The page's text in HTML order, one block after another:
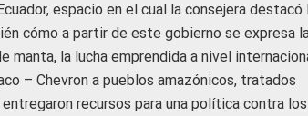
espacio en el cual la consejera destacó
cómo a partir de este gobierno se expresa
manta, la lucha emprendida a nivel
– Chevron a pueblos amazónicos, tratados
recursos para una política contra los